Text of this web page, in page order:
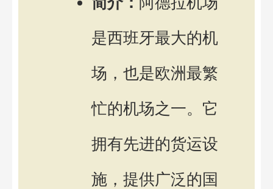
是西班牙最大的机
场，也是欧洲最繁
忙的机场之一。它
拥有先进的货运设
施，提供广泛的国